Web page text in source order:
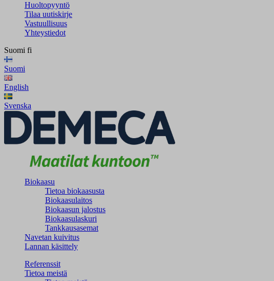
Huoltopyyntö
Tilaa uutiskirje
Vastuullisuus
Yhteystiedot
Suomi fi
Suomi
English
Svenska
Biokaasu
Tietoa biokaasusta
Biokaasulaitos
Biokaasun jalostus
Biokaasulaskuri
Tankkausasemat
Navetan kuivitus
Lannan käsittely
Referenssit
Tietoa meistä